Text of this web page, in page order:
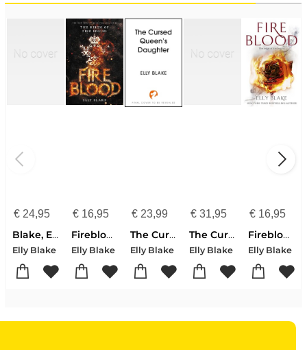
€24,95
Blake, E: Forest King's Daughter
Elly Blake
€16,95
Fireblood
Elly Blake
€ 23,99
The Cursed Queen's Daughter
Elly Blake
€ 31,95
The Cursed Queen's Daughter
Elly Blake
€ 16,95
Fireblood
Elly Blake